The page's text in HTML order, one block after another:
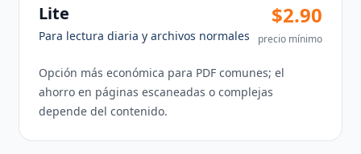
Lite
Para lectura diaria y archivos normales
$2.90
precio mínimo
Opción más económica para PDF comunes; el
ahorro en páginas escaneadas o complejas
depende del contenido.